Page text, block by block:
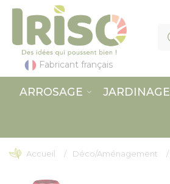
Fabricant français
ARROSAGE JARDINAGE
Accueil Déco/Aménagement
Panneau de gestion des cookies